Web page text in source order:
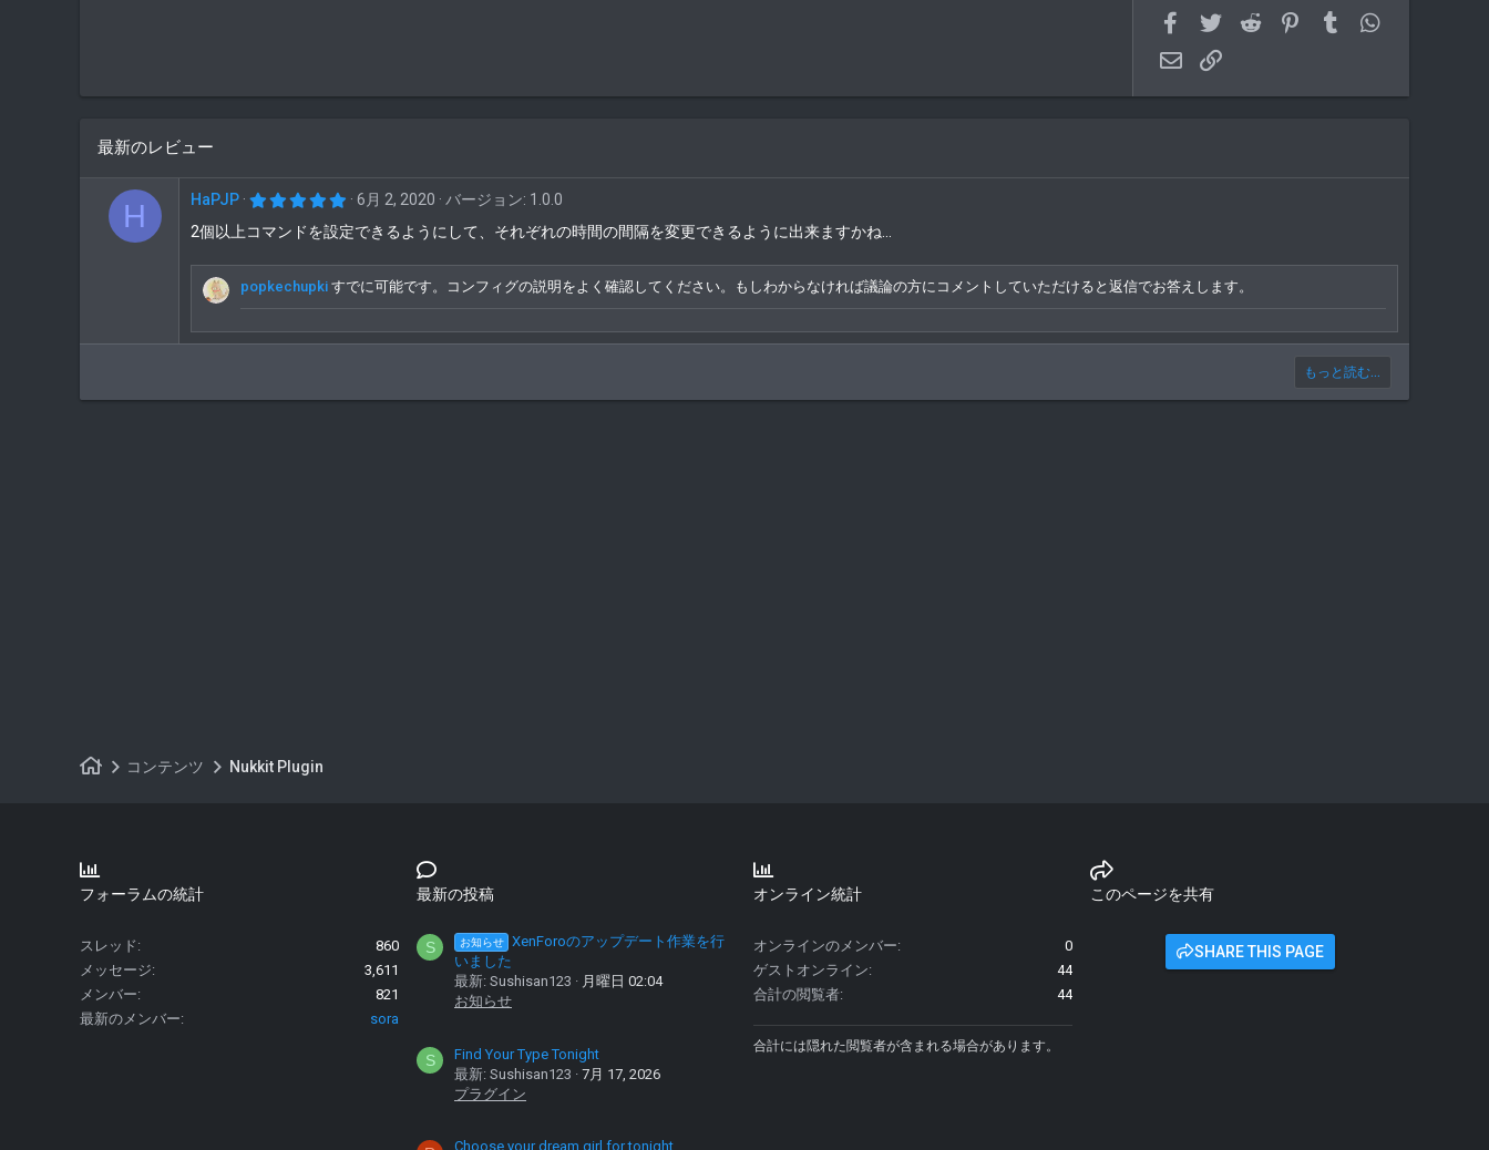
Facebook
TwitterReddit PinterestTumblr
メールアドレス
Link
最新のレビュー
H HaPJP
5
0
つ
6月 2, 2020
バージョン: 1.0.0
2個以上コマンドを設定できるようにして、それぞれの時間の間隔を変更できるように出来ますかね...
popkechupki すでに可能です。コンフィグの説明をよく確認してください。もしわからなければ議論の方にコメントしていただけると返信でお答えします。
もっと読む...
コンテンツ Nukkit Plugin
フォーラムの統計
スレッド
860
メッセージ
3,611
メンバー
821
最新のメンバー
sora
最新の投稿
S お知らせ XenForoのアップデート作業を行
いました
最新: Sushisan123
月曜日 02:04
お知らせ
S
Find Your Type Tonight
最新: Sushisan123
7月 17, 2026
プラグイン
Choose your dream girl for tonight
オンライン統計
オンラインのメンバー
0
ゲストオンライン
44
合計の閲覧者
44
合計には隠れた閲覧者が含まれる場合があります。
このページを共有
SHARE THIS PAGE